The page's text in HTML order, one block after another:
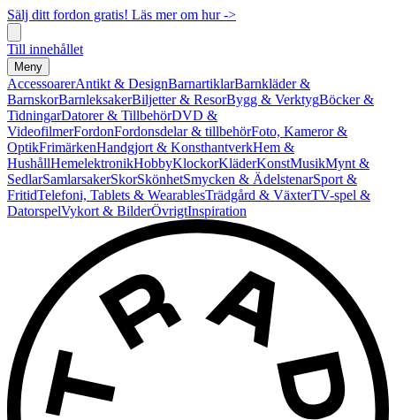
Sälj ditt fordon gratis! Läs mer om hur ->
Till innehållet
Meny
AccessoarerAntikt & DesignBarnartiklarBarnkläder &
BarnskorBarnleksakerBiljetter & ResorBygg & VerktygBöcker &
TidningarDatorer & TillbehörDVD &
VideofilmerFordonFordonsdelar & tillbehörFoto, Kameror &
OptikFrimärkenHandgjort & KonsthantverkHem &
HushållHemelektronikHobbyKlockorKläderKonstMusikMynt &
SedlarSamlarsakerSkorSkönhetSmycken & ÄdelstenarSport &
FritidTelefoni, Tablets & WearablesTrädgård & VäxterTV-spel &
DatorspelVykort & BilderÖvrigtInspiration